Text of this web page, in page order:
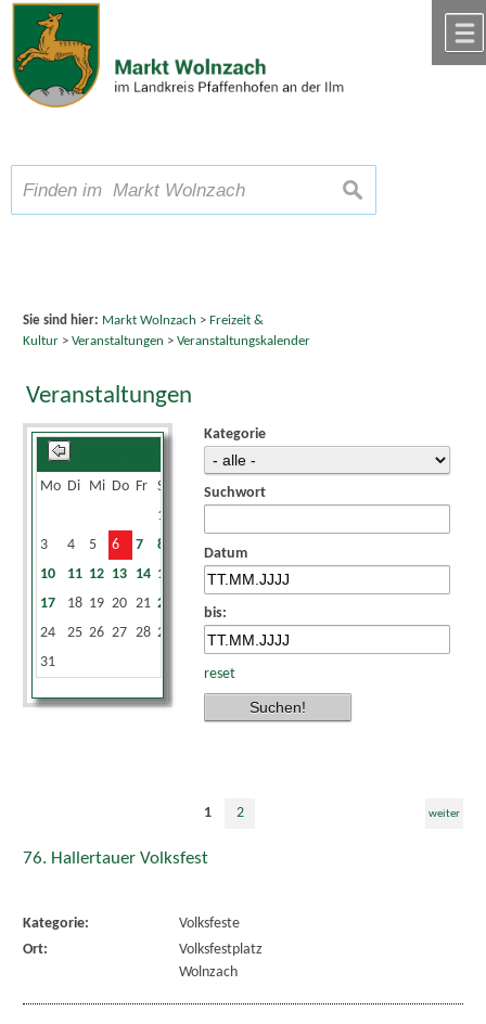
Zum Inhalt,zur Navigation
Schriftgröße A A A suchen
Sie sind hier: Markt Wolnzach > Freizeit &
Kultur> Veranstaltungen > Veranstaltungskalender
Veranstaltungen
Mo Di Mi Do Fr Sa
1
3
4 5 6 7 8
10
11 12 13 14 15
17
18 19 20 21 22
24
25 26 27 28 29
31
Kategorie
Suchwort
Datum
bis:
reset
1 2 weiter
76. Hallertauer Volksfest
Kategorie:
Volksfeste
Ort:
Volksfestplatz
Wolnzach